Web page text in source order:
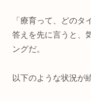
「療育って、どの
答えを先に言うと、
ングだ。
以下のような状況が